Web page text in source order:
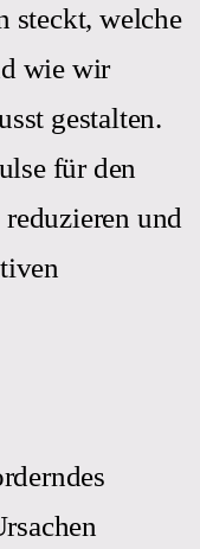
steckt, welche
wie wir
gestalten.
für den
und